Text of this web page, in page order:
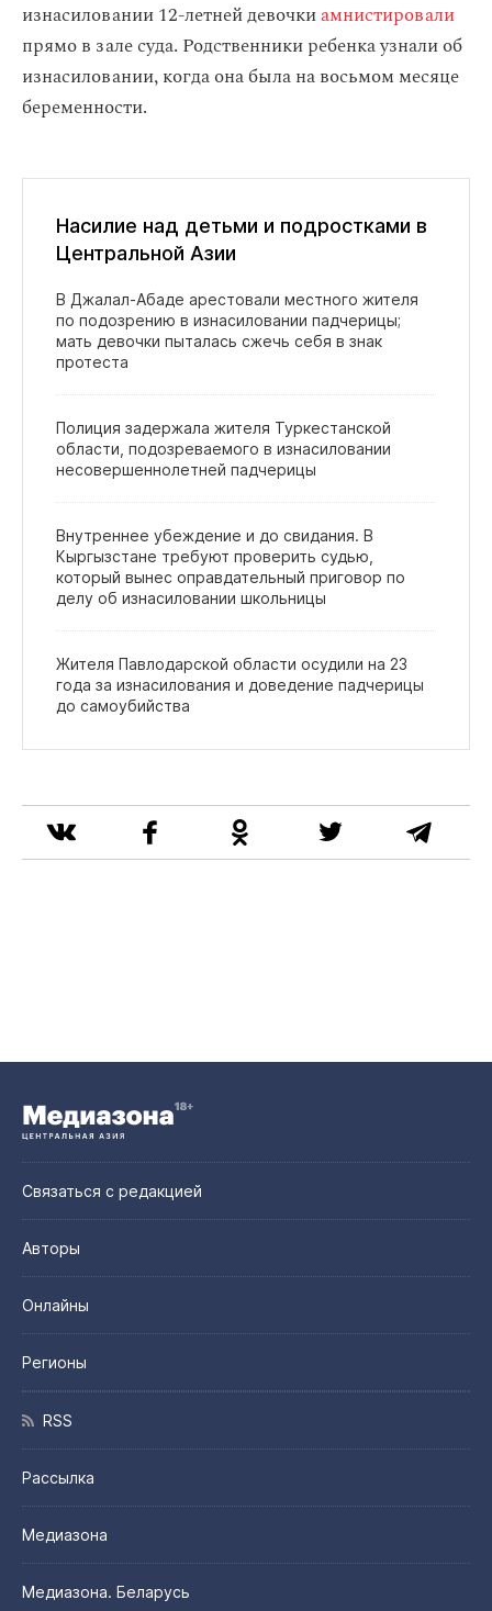
изнасиловании 12-летней девочкиамнистировали
прямо в зале суда. Родственники ребенка узнали об
изнасиловании, когда она была на восьмом месяце
беременности.
Насилие над детьми и подростками в
Центральной Азии
В Джалал‑Абаде арестовали местного жителя
по подозрению в изнасиловании падчерицы;
мать девочки пыталась сжечь себя в знак
протеста
Полиция задержала жителя Туркестанской
области, подозреваемого в изнасиловании
несовершеннолетней падчерицы
Внутреннее убеждение и до свидания. В
Кыргызстане требуют проверить судью,
который вынес оправдательный приговор по
делу об изнасиловании школьницы
Жителя Павлодарской области осудили на 23
года за изнасилования и доведение падчерицы
до самоубийства
Связаться с редакцией
Авторы
Онлайны
Регионы
RSS
Рассылка
Медиазона
Медиазона. Беларусь